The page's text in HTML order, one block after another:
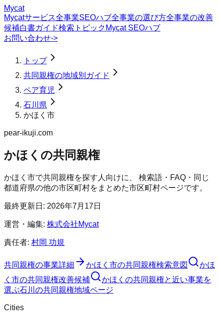
Mycat
Mycatサービス全事業SEOハブ全事業の選び方全事業の改善
候補白書ガイド検索トピック Mycat SEOハブ
お問い合わせ->
トップ
共同親権の地域別ガイド
ペア育児
石川県
かほく市
pear-ikuji.com
かほくの共同親権
かほく市で共同親権を探す人向けに、 検索語・FAQ・同じ
都道府県の他の市区町村をまとめた市区町村ページです。
最終更新日: 2026年7月17日
運営・編集: 株式会社Mycat
責任者: 村岡 功規
共同親権の事業詳細 かほく市の共同親権検索意図
かほ
く市の共同親権改善候補
かほくの共同親権と近い事業を
選ぶ石川 の共同親権地域ページ
Cities